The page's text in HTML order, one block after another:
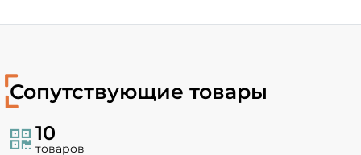
Сопутствующие товары
10
товаров